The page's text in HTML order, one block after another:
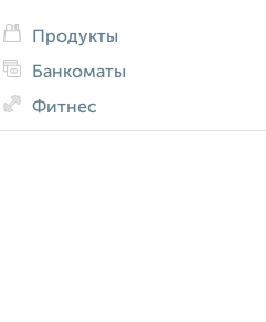
Продукты
Банкоматы
Фитнес